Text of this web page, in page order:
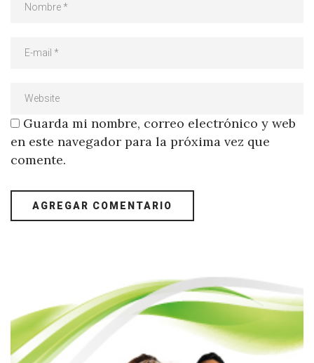
Guarda mi nombre, correo electrónico y web
en este navegador para la próxima vez que
comente.